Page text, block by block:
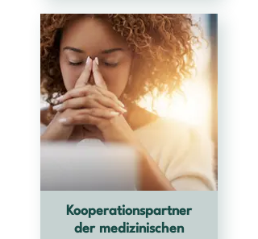
Kooperationspartner
der medizinischen